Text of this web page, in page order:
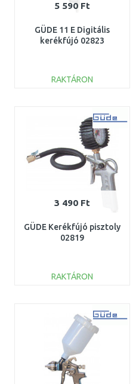
5 590 Ft
GÜDE 11 E Digitális
kerékfújó 02823
RAKTÁRON
Összehasonlítás
3 490 Ft
GÜDE Kerékfújó pisztoly
02819
RAKTÁRON
Összehasonlítás